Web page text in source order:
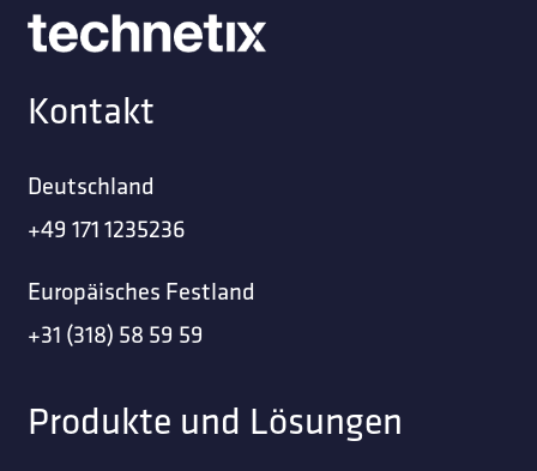
Kontakt
Deutschland
+49 171 1235236
Europäisches Festland
+31 (318) 58 59 59
Produkte und Lösungen